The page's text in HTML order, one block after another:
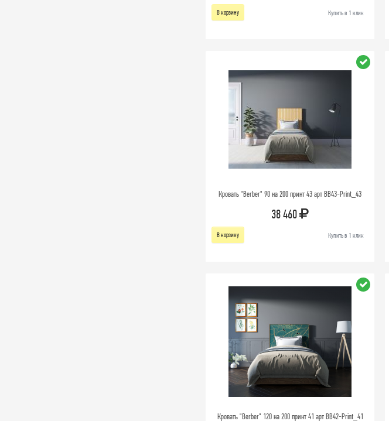
В корзину Купить в 1 клик
Кровать "Berber" 90 на 200 принт 43 арт BB43-Print_43
38 460
В корзину Купить в 1 клик
Кровать "Berber" 120 на 200 принт 41 арт BB42-Print_41